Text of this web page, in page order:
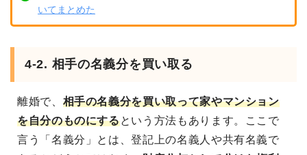
いてまとめた
4-2. 相手の名義分を買い取る
離婚で、 相手の名義分を買い取って家やマンション
を自分のものにするという方法もあります。ここで
言う「名義分」とは、登記上の名義人や共有名義で